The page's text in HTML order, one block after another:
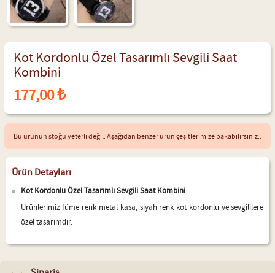
Kot Kordonlu Özel Tasarımlı Sevgili Saat
Kombini
177,00 ₺
Bu ürünün stoğu yeterli değil. Aşağıdan benzer ürün çeşitlerimize bakabilirsiniz..
Ürün Detayları
Kot Kordonlu Özel Tasarımlı Sevgili Saat Kombini
Ürünlerimiz füme renk metal kasa, siyah renk kot kordonlu ve sevgililere
özel tasarımdır.